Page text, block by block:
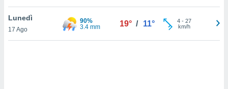
Lunedì
17 Ago
90%
3.4 mm
19° / 11° 4- 27
km/h